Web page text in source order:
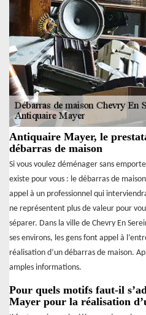
Antiquaire Mayer, le
débarras de maison
Si vous voulez déménager sans
existe pour vous : le débarras de
appel à un professionnel qui
ne représentent plus de valeur pour
séparer. Dans la ville de Chevry En
ses environs, les gens font appel à
réalisation d’un débarras de maison.
amples informations.
Pour quels motifs faut-il
Mayer pour la réalisation